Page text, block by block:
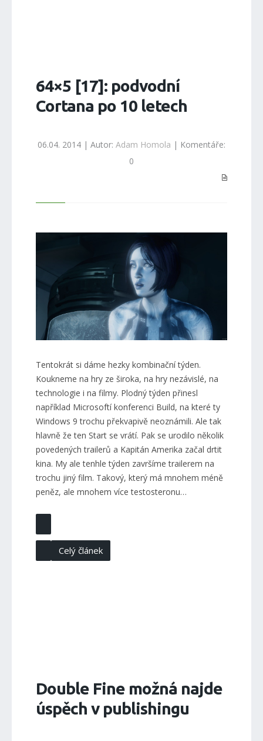
64×5 [17]: podvodní
Cortana po 10 letech
06.04. 2014 | Autor: Adam Homola | Komentáře:
0
Tentokrát si dáme hezky kombinační týden.
Koukneme na hry ze široka, na hry nezávislé, na
technologie i na filmy. Plodný týden přinesl
například Microsoftí konferenci Build, na které ty
Windows 9 trochu překvapivě neoznámili. Ale tak
hlavně že ten Start se vrátí. Pak se urodilo několik
povedených trailerů a Kapitán Amerika začal drtit
kina. My ale tenhle týden završíme trailerem na
trochu jiný film. Takový, který má mnohem méně
peněz, ale mnohem více testosteronu…
Celý článek
Double Fine možná najde
úspěch v publishingu